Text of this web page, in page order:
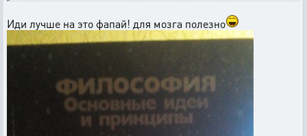
Иди лучше на это фапай! для мозга полезно